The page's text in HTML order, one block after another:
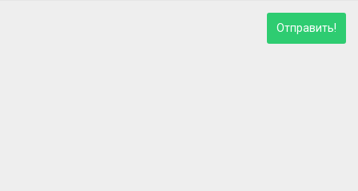
Отправить!